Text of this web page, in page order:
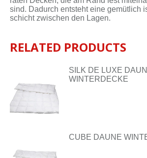
sind. Da­durch ent­steht ei­ne ge­müt­lich
schicht zwi­schen den La­gen.
RELATED PRODUCTS
SILK DE LUXE
WINTERDECKE
CUBE DAUNE